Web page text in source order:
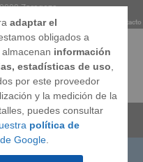
adaptar el
obligados a
información
estadísticas de uso,
por este proveedor
y la medición de la
puedes consultar
política de
Google.
Zaragoza
Preguntas frecuentes Contacto
»Cómo revalorizar